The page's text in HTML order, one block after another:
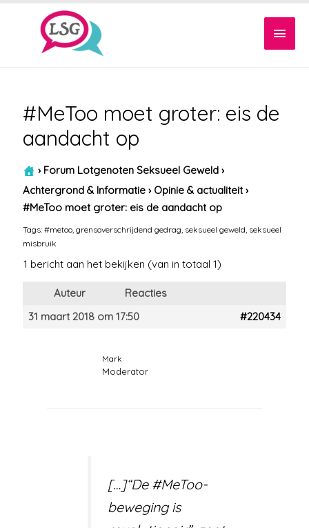
#MeToo moet groter: eis de
aandacht op
› Forum Lotgenoten Seksueel Geweld ›
Achtergrond & Informatie › Opinie & actualiteit ›
#MeToo moet groter: eis de aandacht op
Tags:#metoo ,grensoverschrijdend gedrag seksueel geweld seksueel
misbruik
1 bericht aan het bekijken (van in totaal 1)
Auteur
Reacties
31 maart 2018 om 17:50
#220434
Mark
Moderator
[…]“De #MeToo­
beweging is